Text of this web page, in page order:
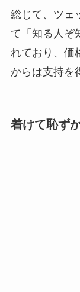
総じて、ツェ
て「知る人ぞ
れており、価
からは支持を
着けて恥ず